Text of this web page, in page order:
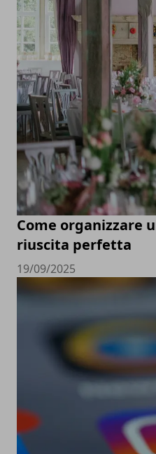
Come organizzare
riuscita perfetta
19/09/2025